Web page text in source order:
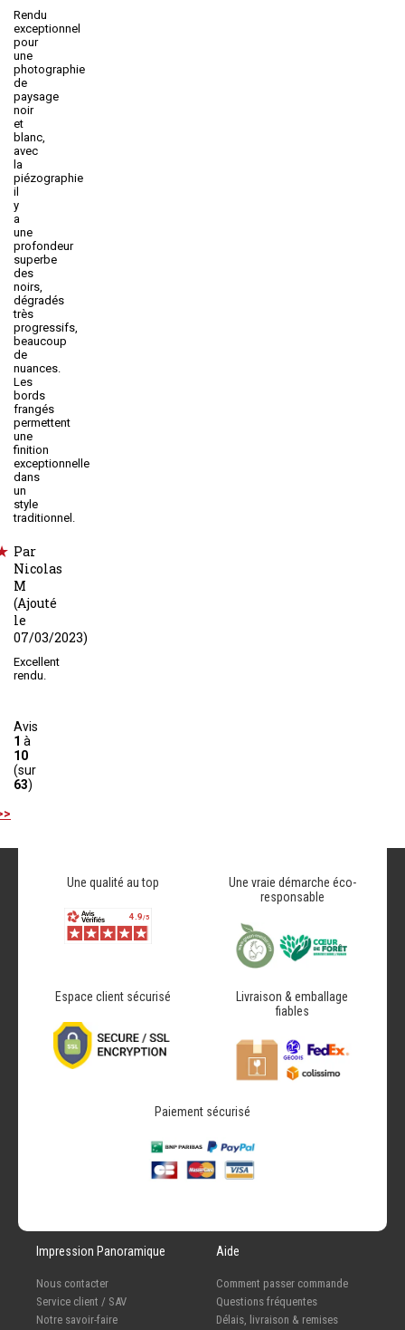
Rendu
exceptionnel
pour
une
photographie
de
paysage
noir
et
blanc,
avec
la
piézographie
il
y
a
une
profondeur
superbe
des
noirs,
dégradés
très
progressifs,
beaucoup
de
nuances.
Les
bords
frangés
permettent
une
finition
exceptionnelle
dans
un
style
traditionnel.
Par
Nicolas
M
(Ajouté
le
07/03/2023)
Excellent
rendu.
Avis
1 à
10
(sur
63)
Une qualité au top
Une vraie démarche éco-
responsable
Espace client sécurisé
Livraison & emballage
fiables
Paiement sécurisé
Impression Panoramique
Nous contacter
Service client / SAV
Notre savoir-faire
Aide
Comment passer commande
Questions fréquentes
Délais, livraison & remises